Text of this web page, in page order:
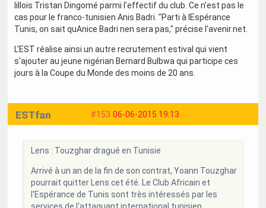
lillois Tristan Dingomé parmi l'effectif du club. Ce n'est pas le
cas pour le franco-tunisien Anis Badri. "Parti à lEspérance
Tunis, on sait quAnice Badri nen sera pas," précise l'avenir.net.
L'EST réalise ainsi un autre recrutement estival qui vient
s'ajouter au jeune nigérian Bernard Bulbwa qui participe ces
jours à la Coupe du Monde des moins de 20 ans.
#153 06-06-2015 19:13
ESTfan
Lens : Touzghar dragué en Tunisie
Arrivé à un an de la fin de son contrat, Yoann Touzghar
pourrait quitter Lens cet été. Le Club Africain et
l'Espérance de Tunis sont très intéressés par les